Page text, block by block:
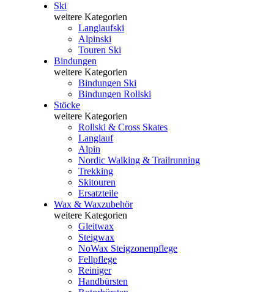
Ski
weitere Kategorien
Langlaufski
Alpinski
Touren Ski
Bindungen
weitere Kategorien
Bindungen Ski
Bindungen Rollski
Stöcke
weitere Kategorien
Rollski & Cross Skates
Langlauf
Alpin
Nordic Walking & Trailrunning
Trekking
Skitouren
Ersatzteile
Wax & Waxzubehör
weitere Kategorien
Gleitwax
Steigwax
NoWax Steigzonenpflege
Fellpflege
Reiniger
Handbürsten